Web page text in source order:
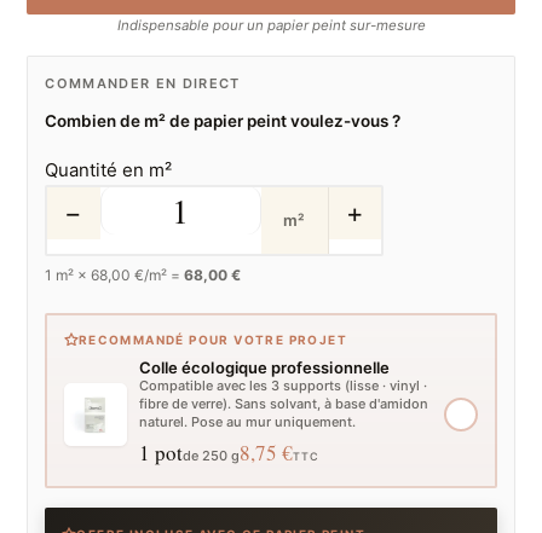
Indispensable pour un papier peint sur-mesure
COMMANDER EN DIRECT
Combien de m² de papier peint voulez-vous ?
Quantité en m²
− m² +
1 m² ×68,00 €/m² =68,00 €
RECOMMANDÉ POUR VOTRE PROJET
Colle écologique professionnelle
Compatible avec les 3 supports (lisse · vinyl ·
fibre de verre). Sans solvant, à base d'amidon
naturel. Pose au mur uniquement.
1 potde 250 g8,75 €TTC